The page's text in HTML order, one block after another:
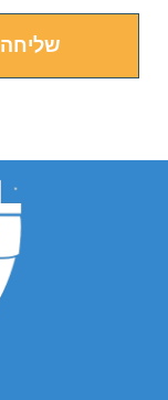
שליחה